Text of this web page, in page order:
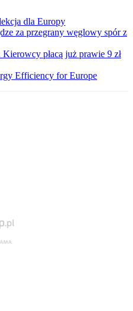
dla Europy
za przegrany węglowy spór z
płacą już prawie 9 zł
Efficiency for Europe